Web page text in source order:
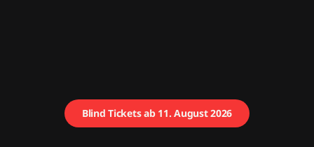
Blind Tickets ab 11. August 2026